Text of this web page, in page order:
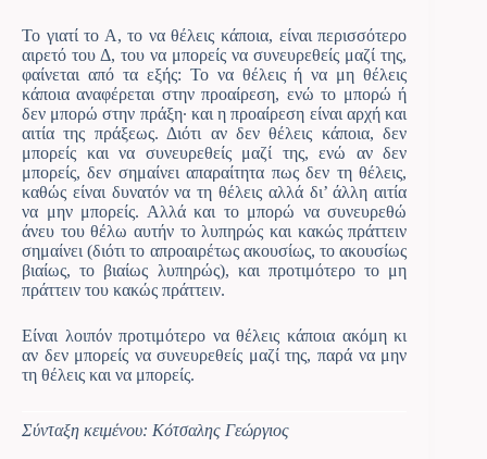
Το γιατί το Α, το να θέλεις κάποια, είναι περισσότερο
αιρετό του Δ, του να μπορείς να συνευρεθείς μαζί της,
φαίνεται από τα εξής: Το να θέλεις ή να μη θέλεις
κάποια αναφέρεται στην προαίρεση, ενώ το μπορώ ή
δεν μπορώ στην πράξη· και η προαίρεση είναι αρχή και
αιτία της πράξεως. Διότι αν δεν θέλεις κάποια, δεν
μπορείς και να συνευρεθείς μαζί της, ενώ αν δεν
μπορείς, δεν σημαίνει απαραίτητα πως δεν τη θέλεις,
καθώς είναι δυνατόν να τη θέλεις αλλά δι’ άλλη αιτία
να μην μπορείς. Αλλά και το μπορώ να συνευρεθώ
άνευ του θέλω αυτήν το λυπηρώς και κακώς πράττειν
σημαίνει (διότι το απροαιρέτως ακουσίως, το ακουσίως
βιαίως, το βιαίως λυπηρώς), και προτιμότερο το μη
πράττειν του κακώς πράττειν.
Είναι λοιπόν προτιμότερο να θέλεις κάποια ακόμη κι
αν δεν μπορείς να συνευρεθείς μαζί της, παρά να μην
τη θέλεις και να μπορείς.
Σύνταξη κειμένου: Κότσαλης Γεώργιος